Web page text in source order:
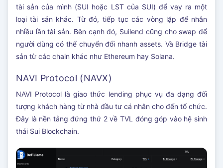
tài sản của mình (SUI hoặc LST của SUI) để vay ra một
loại tài sản khác. Từ đó, tiếp tục các vòng lặp để nhân
nhiều lần tài sản. Bên cạnh đó, Suilend cũng cho swap để
người dùng có thể chuyển đổi nhanh assets. Và Bridge tài
sản từ các chain khác như Ethereum hay Solana.
NAVI Protocol (NAVX)
NAVI Protocol là giao thức lending phục vụ đa dạng đối
tượng khách hàng từ nhà đầu tư cá nhân cho đến tổ chức.
Đây là nền tảng đứng thứ 2 về TVL đóng góp vào hệ sinh
thái Sui Blockchain.